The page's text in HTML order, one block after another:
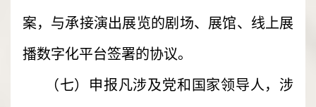
案，与承接演出展览的剧场、展馆、线上展
播数字化平台签署的协议。
（七）申报凡涉及党和国家领导人，涉